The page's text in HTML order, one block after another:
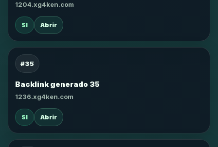
1204.xg4ken.com
SI Abrir
#35
Backlink generado 35
1236.xg4ken.com
SI Abrir